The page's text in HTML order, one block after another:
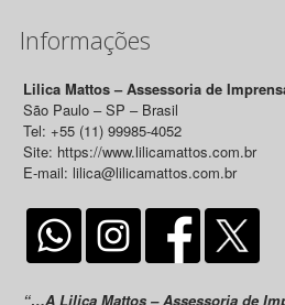
Informações
Lilica Mattos – Assessoria de
São Paulo – SP – Brasil
Tel: +55 (11) 99985-4052
Site: https://www.lilicamattos.com.br
E-mail: lilica@lilicamattos.com.br
“…A Lilica Mattos – Assessoria de